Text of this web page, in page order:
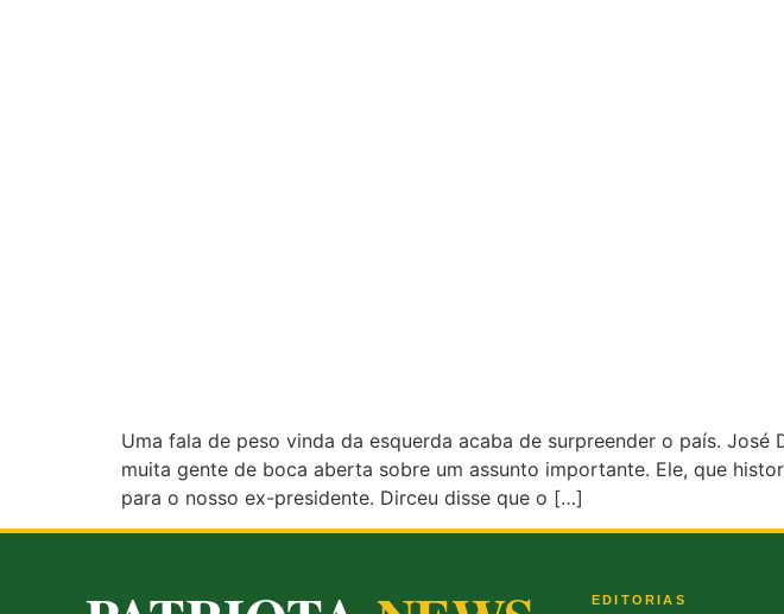
Uma fala de peso vinda da esquerda acaba de surpreender o país.
muita gente de boca aberta sobre um assunto importante. Ele, que
para o nosso ex-presidente. Dirceu disse que o […]
EDITORIAS